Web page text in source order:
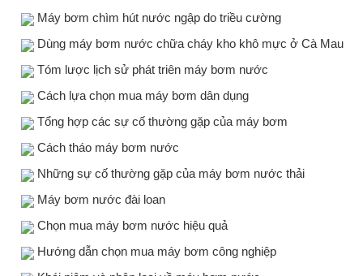
Máy bơm chìm hút nước ngập do triều cường
Dùng máy bơm nước chữa cháy kho khô mực ở Cà Mau
Tóm lược lịch sử phát triên máy bơm nước
Cách lựa chọn mua máy bơm dân dụng
Tổng hợp các sự cố thường gặp của máy bơm
Cách tháo máy bơm nước
Những sự cố thường gặp của máy bơm nước thải
Máy bơm nước đài loan
Chọn mua máy bơm nước hiệu quả
Hướng dẫn chọn mua máy bơm công nghiệp